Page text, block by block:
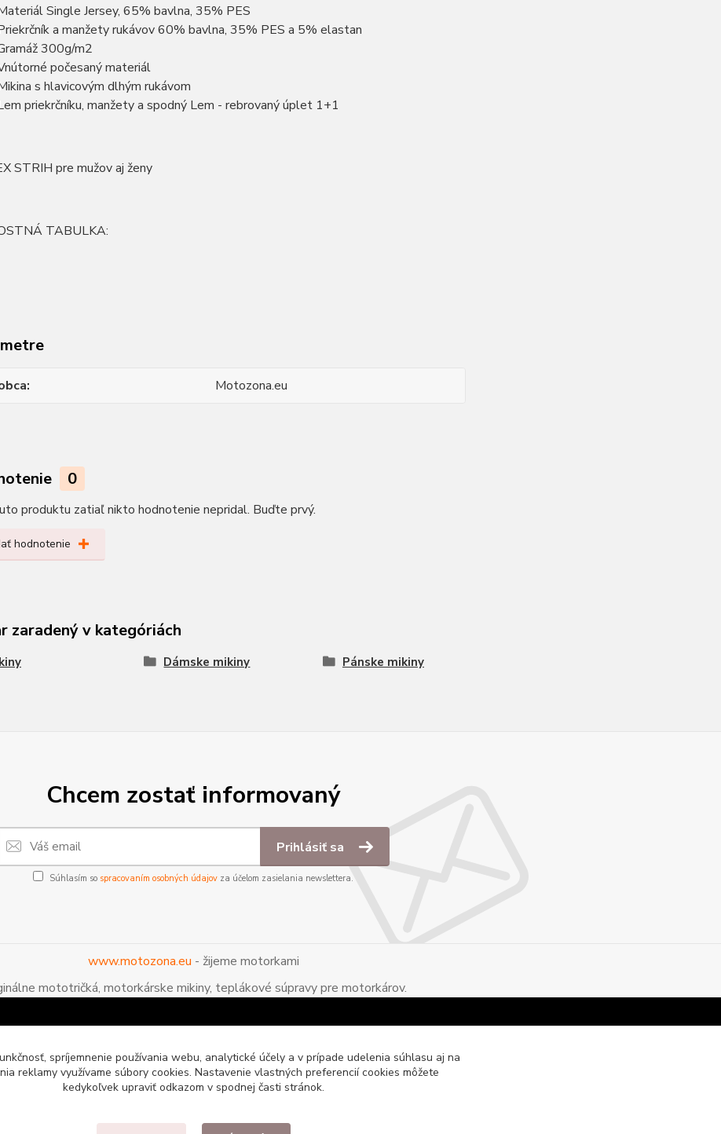
Single Jersey, 65% bavlna, 35% PES
a manžety rukávov 60% bavlna, 35% PES a 5% elastan
300g/m2
počesaný materiál
s hlavicovým dlhým rukávom
priekrčníku, manžety a spodný Lem - rebrovaný úplet 1+1
STRIH pre mužov aj ženy
TABULKA:
Motozona.eu
0
produktu zatiaľ nikto hodnotenie nepridal. Buďte prvý.
hodnotenie
zaradený v kategóriách
Dámske mikiny Pánske mikiny
Chcem zostať informovaný
Prihlásiť sa
Súhlasím so spracovaním osobných údajov za účelom zasielania newslettera.
www.motozona.eu - žijeme motorkami
mototričká, motorkárske mikiny, teplákové súpravy pre motorkárov.
spríjemnenie používania webu, analytické účely a v prípade udelenia súhlasu aj na
reklamy využívame súbory cookies. Nastavenie vlastných preferencií cookies môžete
kedykoľvek upraviť odkazom v spodnej časti stránok.